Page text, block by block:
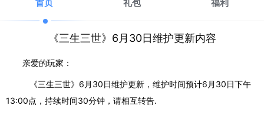
首页 礼包 福利
《三生三世》6月30日维护更新内容
亲爱的玩家：
《三生三世》6月30日维护更新，维护时间预计6月30日下午
13:00点，持续时间30分钟，请相互转告.